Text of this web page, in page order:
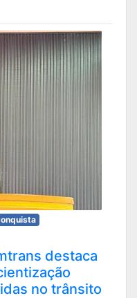
destaca
no trânsito